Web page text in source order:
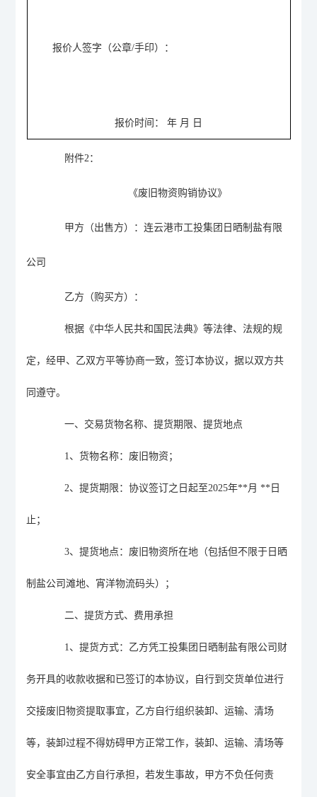
报价人签字（公章/手印）：
报价时间： 年 月 日
附件2：
《废旧物资购销协议》
甲方 （出售方） ：连云港市工投集团日晒制盐有限
公司
乙方 （购买方）：
根据《中华人民共和国民法典》等法律、法规的规
定，经甲、 乙双方平等协商一致，签订本协议，据以双方共
同遵守。
一、 交易货物名称、提货期限、提货地点
1、 货物名称：废旧物资 ；
2、提货期限 ：协议签订之日起至2025年**月 ** 日
止；
3、提货地点：废旧物资所在地（包括但不限于 日晒
制盐公司滩地、 宵洋物流码头）；
二、提货方式、费用承担
1、提货方式：乙方凭工投集团日晒制盐有限公司财
务开具的收款收据和 已签订的本协议， 自行到 交货单位进行
交接废旧物资提取事宜， 乙方 自行组织装卸、运输、清场
等，装卸过程不得妨碍甲方正常工作，装卸、运输、清场等
安全事宜由乙方自行承担，若发生事故，甲方不负任何责